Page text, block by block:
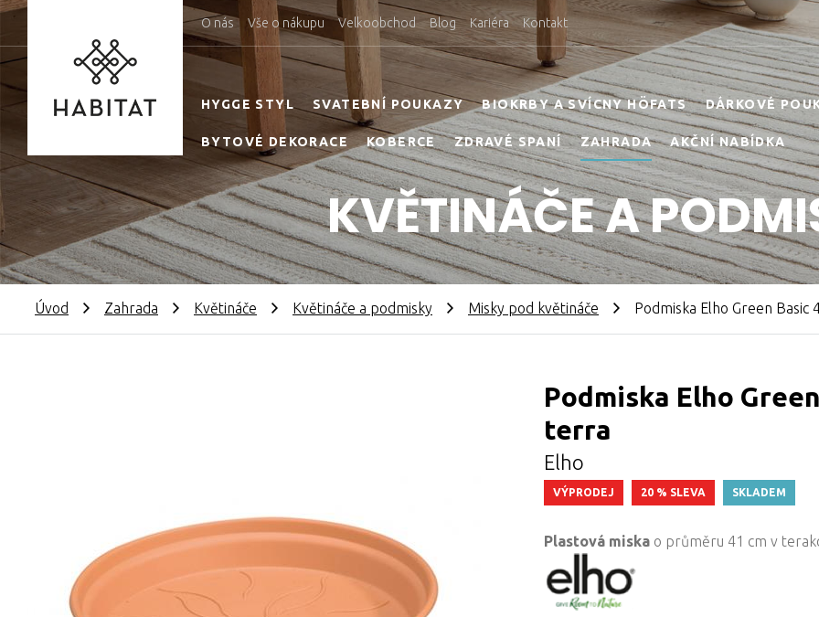
O nás Vše o nákupu Velkoobchod Blog Kariéra Kontakt
HYGGE STYL SVATEBNÍ POUKAZY BIOKRBY A SVÍCNY HÖFATS DÁRKOVÉ
BYTOVÉ DEKORACE KOBERCE ZDRAVÉ SPANÍ ZAHRADA AKČNÍ NABÍDKA
KVĚTINÁČE A
Úvod Zahrada Květináče Květináče a podmisky Misky pod květináče Podmiska Elho Green
Podmiska Elho
terra
Elho
VÝPRODEJ 20 % SLEVA SKLADEM
Plastová miskao průměru 41 cm v